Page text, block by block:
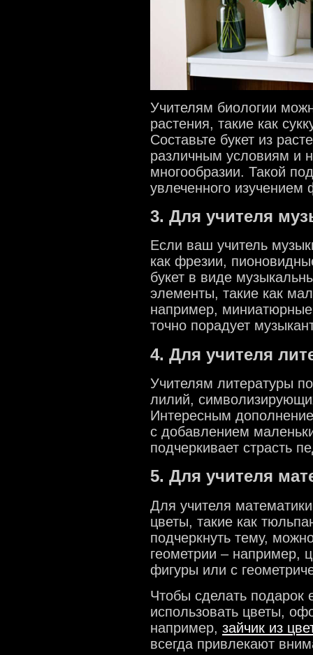
Учителям биологии
растения, такие как
Составьте букет из
различным условиям и
многообразии. Такой
увлеченного
3. Для учителя
Если ваш учитель
как фрезии,
букет в виде
элементы, такие как
например,
точно порадует
4. Для учителя
Учителям литературы
лилий,
Интересным
с добавлением
подчеркивает страсть
5. Для учителя
Для учителя
цветы, такие как
подчеркнуть тему,
геометрии – например,
фигуры или с
Чтобы сделать
использовать цветы,
например, зайчик из
всегда привлекают